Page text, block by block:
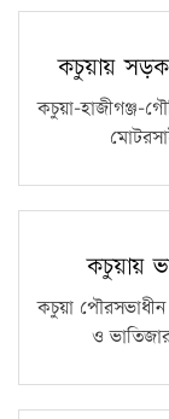
কচুয়ায় সড়ক
কচুয়া-হাজীগঞ্জ-
কচুয়ায়
কচুয়া
ও